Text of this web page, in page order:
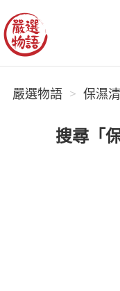
嚴選物語
嚴選物語 保濕
搜尋「